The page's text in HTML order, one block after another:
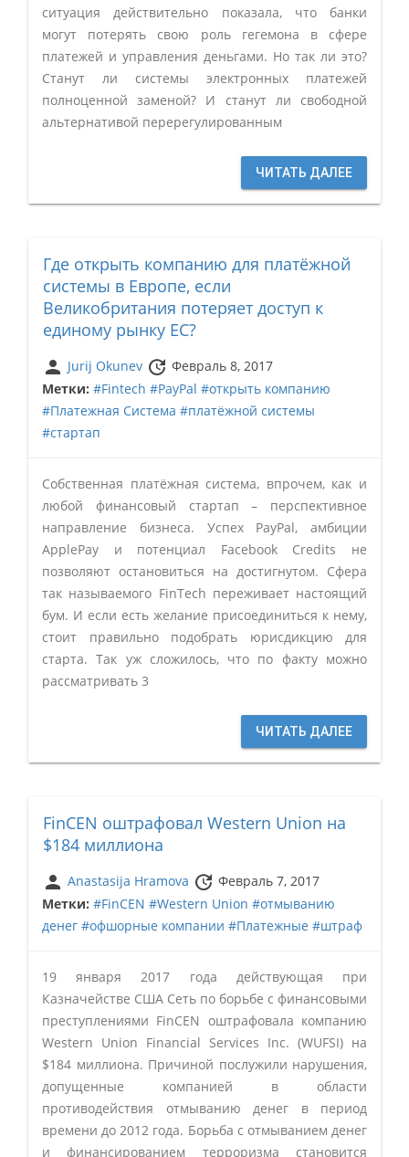
ситуация действительно показала, что банки
могут потерять свою роль гегемона в сфере
платежей и управления деньгами. Но так ли это?
Станут ли системы электронных платежей
полноценной заменой? И станут ли свободной
альтернативой перерегулированным
ЧИТАТЬ ДАЛЕЕ
Где открыть компанию для платёжной
системы в Европе, если
Великобритания потеряет доступ к
единому рынку ЕС?
person Jurij Okunev update Февраль 8, 2017
Метки: #Fintech #PayPal #открыть компанию
#Платежная Система #платёжной системы
#стартап
Собственная платёжная система, впрочем, как и
любой финансовый стартап – перспективное
направление бизнеса. Успех PayPal, амбиции
ApplePay и потенциал Facebook Credits не
позволяют остановиться на достигнутом. Сфера
так называемого FinTech переживает настоящий
бум. И если есть желание присоединиться к нему,
стоит правильно подобрать юрисдикцию для
старта. Так уж сложилось, что по факту можно
рассматривать 3
ЧИТАТЬ ДАЛЕЕ
FinCEN оштрафовал Western Union на
$184 миллиона
person Anastasija Hramova update Февраль 7, 2017
Метки: #FinCEN #Western Union #отмыванию
денег #офшорные компании #Платежные #штраф
19 января 2017 года действующая при
Казначействе США Сеть по борьбе с финансовыми
преступлениями FinCEN оштрафовала компанию
Western Union Financial Services Inc. (WUFSI) на
$184 миллиона. Причиной послужили нарушения,
допущенные компанией в области
противодействия отмыванию денег в период
времени до 2012 года. Борьба с отмыванием денег
и финансированием терроризма становится